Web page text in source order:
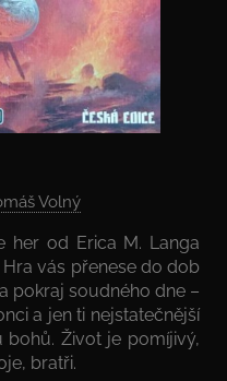
Volný
her od Erica M. Langa
Hra vás přenese do dob
pokraj soudného dne –
a jen ti nejstatečnější
bohů. Život je pomíjivý,
bratři.